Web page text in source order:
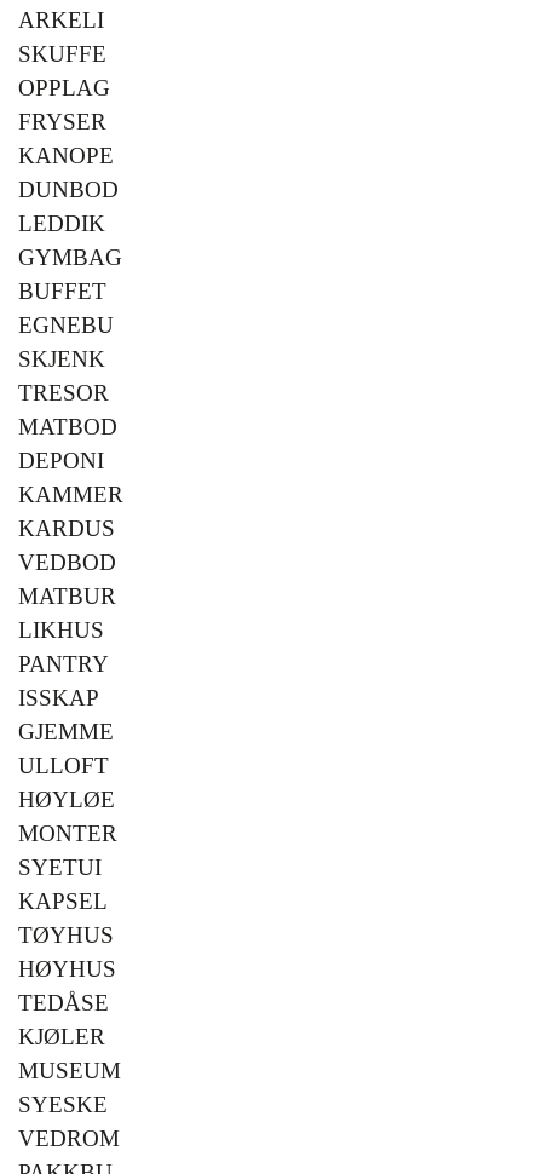
ARKELI
SKUFFE
OPPLAG
FRYSER
KANOPE
DUNBOD
LEDDIK
GYMBAG
BUFFET
EGNEBU
SKJENK
TRESOR
MATBOD
DEPONI
KAMMER
KARDUS
VEDBOD
MATBUR
LIKHUS
PANTRY
ISSKAP
GJEMME
ULLOFT
HØYLØE
MONTER
SYETUI
KAPSEL
TØYHUS
HØYHUS
TEDÅSE
KJØLER
MUSEUM
SYESKE
VEDROM